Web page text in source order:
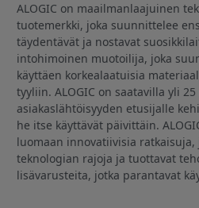
ALOGIC on maailmanlaajuinen
tuotemerkki, joka suunnittelee
täydentävät ja nostavat
intohimoinen muotoilija, joka
käyttäen korkealaatuisia
tyyliin. ALOGIC on saatavilla yli
asiakaslähtöisyyden etusijalle
he itse käyttävät päivittäin.
luomaan innovatiivisia
teknologian rajoja ja tuottavat
lisävarusteita, jotka parantavat